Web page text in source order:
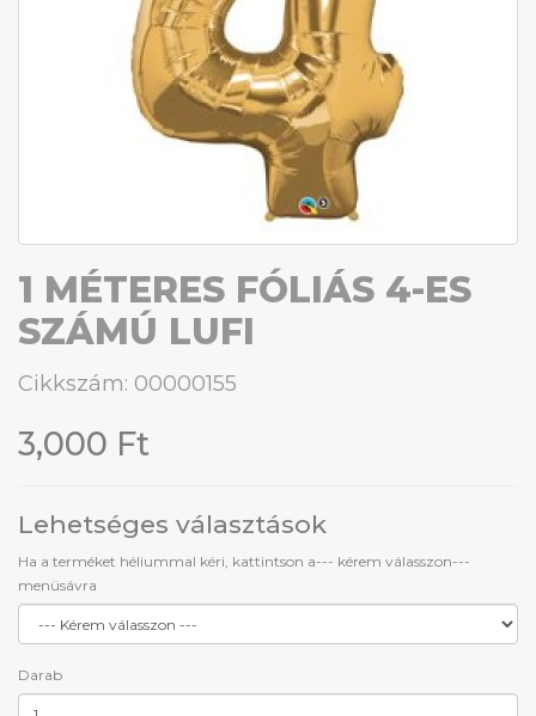
1 MÉTERES FÓLIÁS 4-ES
SZÁMÚ LUFI
Cikkszám: 00000155
3,000 Ft
Lehetséges választások
Ha a terméket héliummal kéri, kattintson a--- kérem válasszon---
menüsávra
Darab